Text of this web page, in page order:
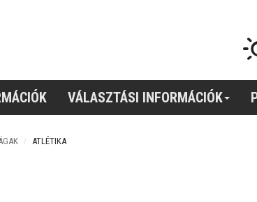
VÁLASZTÁSI INFORMÁCIÓK
ATLÉTIKA